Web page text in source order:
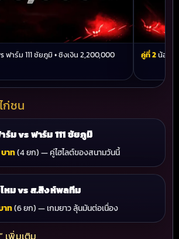
าร์ม 111 ชัยภูมิ • ชิงเงิน 2,200,000
คู่ที่ 2น้องสา
ก่ชน
ม vs ฟาร์ม 111 ชัยภูมิ
าท(4 ยก) — คู่ไฮไลต์ของสนามวันนี้
หม vs ส.สิงห์พลทีม
าท(6 ยก) — เกมยาว ลุ้นมันต่อเนื่อง
เพิ่มเติม